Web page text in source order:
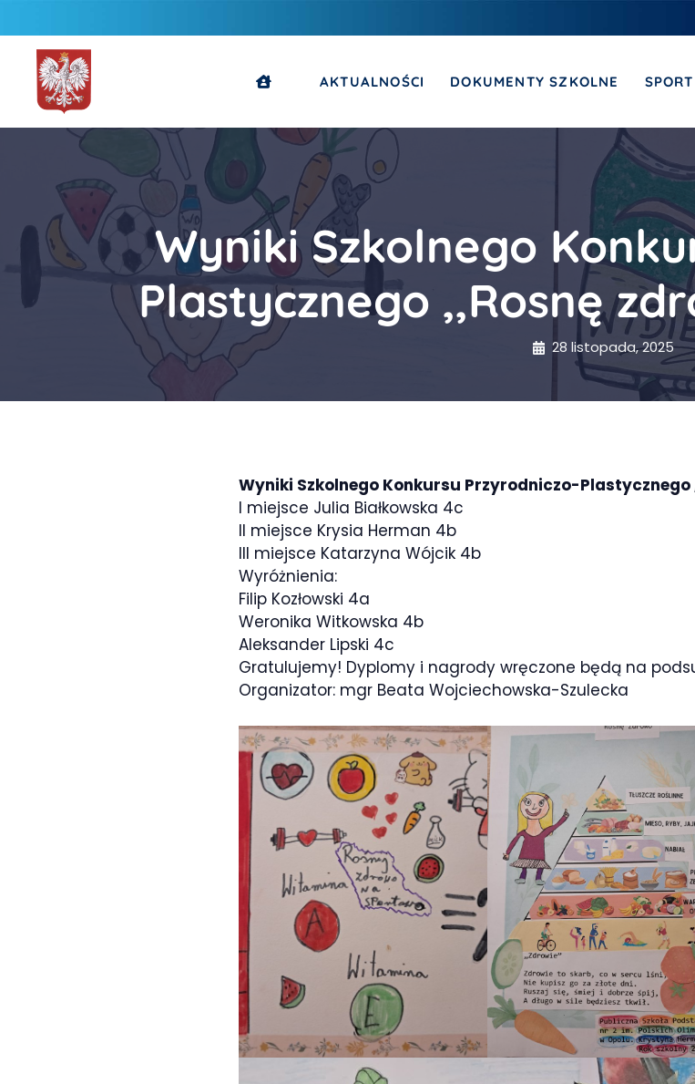
AKTUALNOŚCI DOKUMENTY SZKOLNE SPORT
Wyniki Szkolnego
Plastycznego ,,Rosnę
28 listopada, 2025
Wyniki Szkolnego Konkursu Przyrodniczo-Plastycznego
I miejsce Julia Białkowska 4c
II miejsce Krysia Herman 4b
III miejsce Katarzyna Wójcik 4b
Wyróżnienia:
Filip Kozłowski 4a
Weronika Witkowska 4b
Aleksander Lipski 4c
Gratulujemy! Dyplomy i nagrody wręczone będą na
Organizator: mgr Beata Wojciechowska-Szulecka